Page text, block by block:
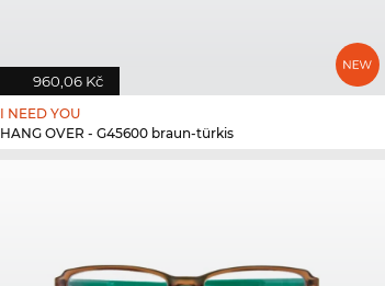
960,06 Kč
I NEED YOU
HANG OVER - G45600 braun-türkis